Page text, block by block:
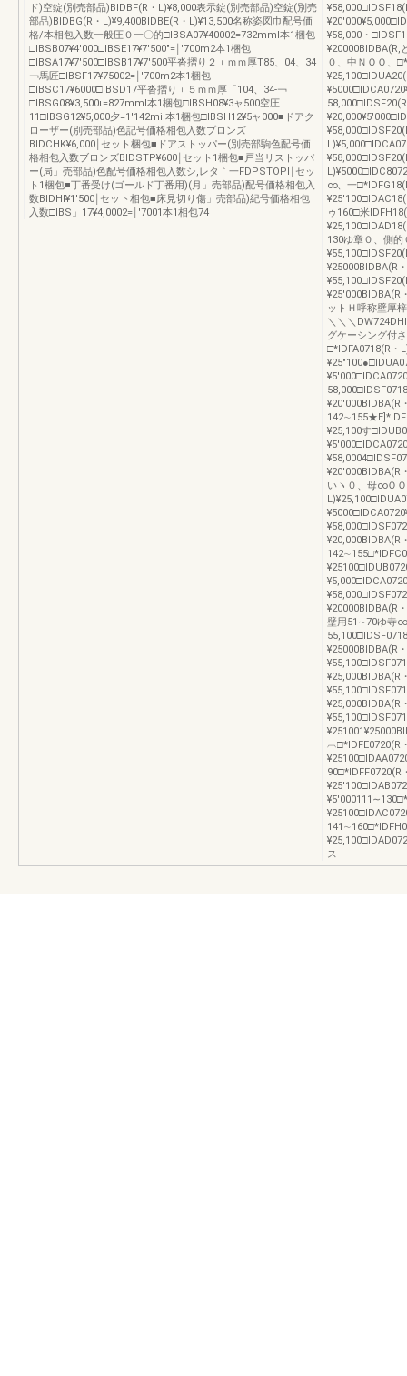
ド)空錠(別売部品)BIDBF(R・L)¥8,000表示錠(別売部品)空錠(別売
部品)BIDBG(R・L)¥9,400BIDBE(R・L)¥13,500名称姿図巾配号価
格/本相包入数一般圧０一〇的□IBSA07¥40002=732mml本1梱包
□IBSB07¥4′000□IBSE17¥7′500″=￨′700m2本1梱包
□IBSA17¥7′500□IBSB17¥7′500平沓摺り２︲ｍｍ厚T85、04、34
￢馬匠□IBSF17¥75002=￨′700m2本1梱包
□IBSC17¥6000□IBSD17平沓摺り︲５ｍｍ厚「104、34-￢
□IBSG08¥3,500ι=827mml本1梱包□IBSH08¥3ャ500空圧
11□IBSG12¥5,000夕=1′142mil本1梱包□IBSH12¥5ャ000■ドアク
ローザー(別売部品)色記号価格相包入数プロンズ
BIDCHK¥6,000￨セット梱包■ドアストッパー(別売部駒色配号価
格相包入数ブロンズBIDSTP¥600￨セット1梱包■戸当リストッパ
ー(局」売部品)色配号価格相包入数シ,レタ｀一FDPSTOPl￨セッ
ト1梱包■丁番受け(ゴールド丁番用)(月」売部品)配号価格相包入
数BIDHl¥1′500￨セット相包■床見切り傷」売部品)紀号価格相包
入数□IBS」17¥4,0002=￨′7001本1相包74
¥58,000・
¥20000BIDBA(R,
０、中ＮＯＯ、
∞、一
ゥ160□米
130ゆ章０、側
¥25000BIDBA(R
ットＨ呼称壁厚
＼＼＼
グケーシング付
□*IDFA0718(R・
¥25,100す
¥20′000BIDBA(R
いヽ０、母∞Ｏ
¥20,000BIDBA(R
¥20000BIDBA(R
壁用51∼70ゆ寺∞
¥25000BIDBA(R
¥25,000BIDBA(R
¥25,000BIDBA(R
︹□*IDFE0720(R
90□*IDFF0720(R
ス